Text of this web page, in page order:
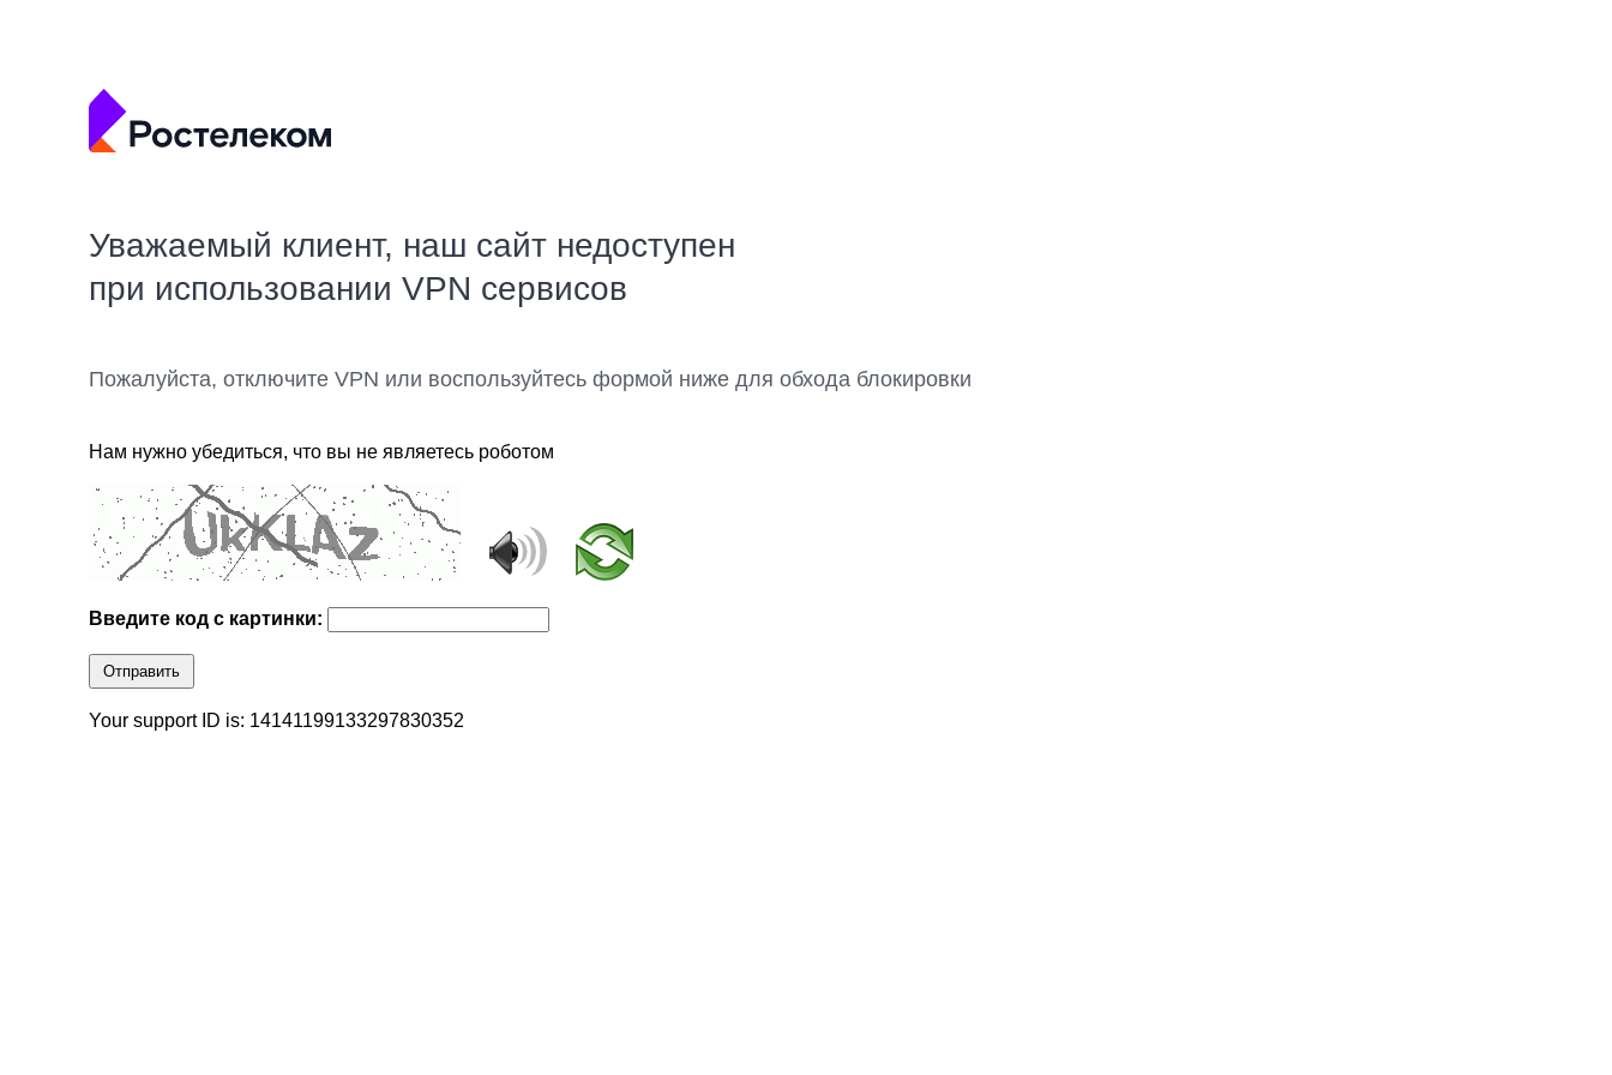
Уважаемый клиент, наш сайт недоступен
при использовании VPN сервисов
Пожалуйста, отключите VPN или воспользуйтесь формой ниже для обхода блокировки
Нам нужно убедиться, что вы не являетесь роботом
Введите код с картинки:
Отправить
Your support ID is: 14141199133297830352